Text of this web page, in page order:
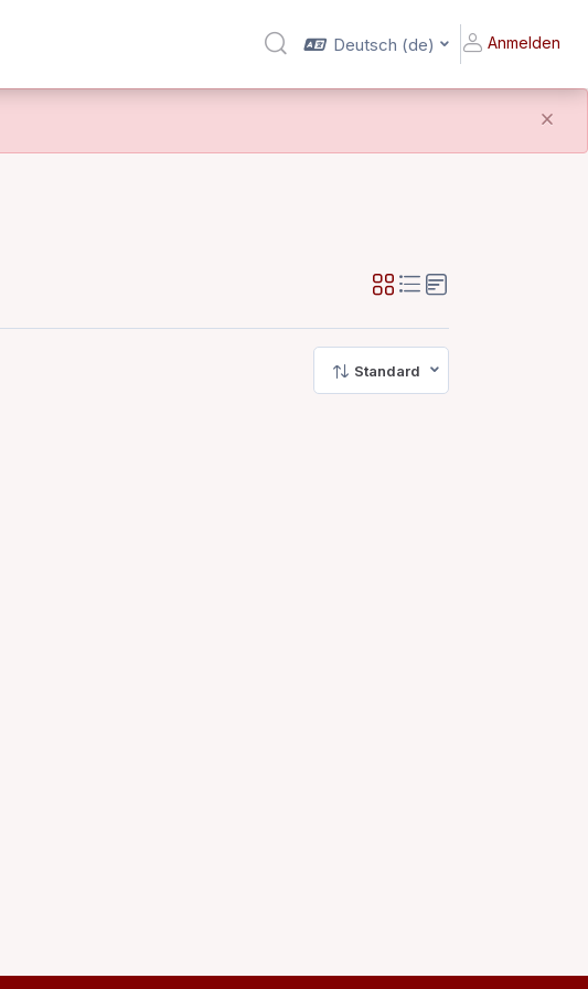
Sucheingabe umschalten
Deutsch ‎(de)‎ Anmelden
Standard